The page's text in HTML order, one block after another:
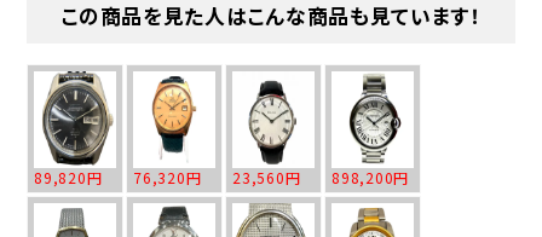
この商品を見た人はこんな商品も見ています！
89,820円 76,320円 23,560円 898,200円